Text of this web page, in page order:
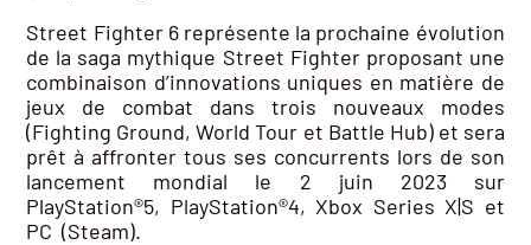
Street Fighter 6 représente la prochaine évolution
de la saga mythique Street Fighter proposant une
combinaison d’innovations uniques en matière de
jeux de combat dans trois nouveaux modes
(Fighting Ground, World Tour et Battle Hub) et sera
prêt à affronter tous ses concurrents lors de son
lancement mondial le 2 juin 2023 sur
PlayStation®5, PlayStation®4, Xbox Series X|S et
PC (Steam).